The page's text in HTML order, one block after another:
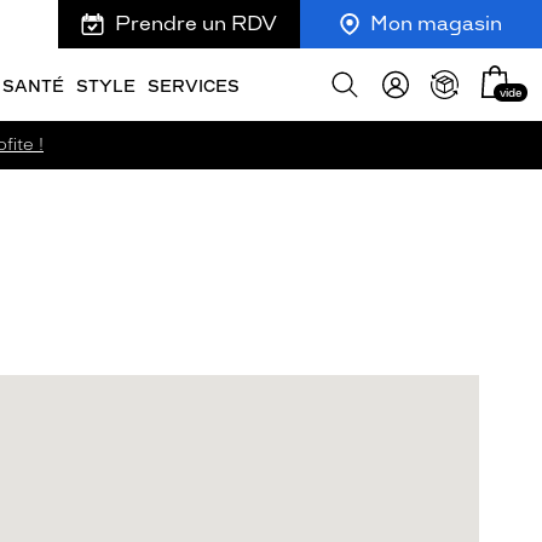
Prendre un RDV Mon magasin
SANTÉ STYLE SERVICES
Afficher
Mon
panier
vide
!